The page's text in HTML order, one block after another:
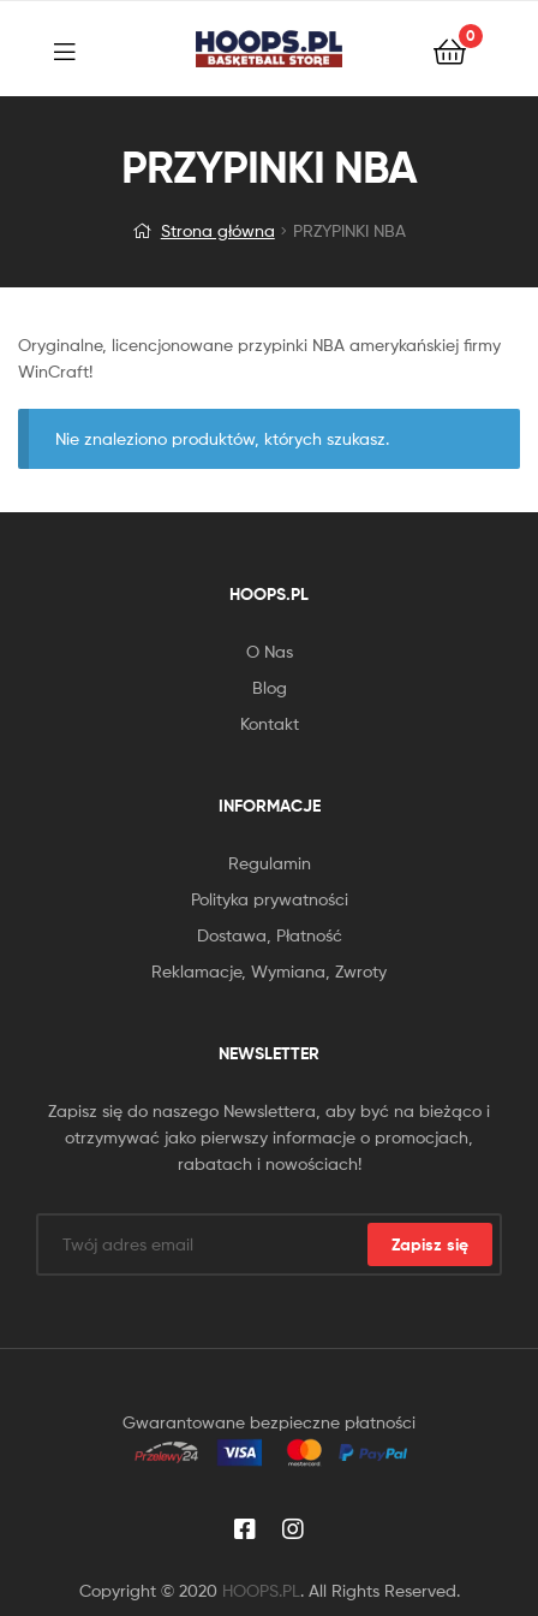
0
PRZYPINKI NBA
Strona główna PRZYPINKI NBA
Oryginalne, licencjonowane przypinki NBA amerykańskiej firmy
WinCraft!
Nie znaleziono produktów, których szukasz.
HOOPS.PL
O Nas
Blog
Kontakt
INFORMACJE
Regulamin
Polityka prywatności
Dostawa, Płatność
Reklamacje, Wymiana, Zwroty
NEWSLETTER
Zapisz się do naszego Newslettera, aby być na bieżąco i
otrzymywać jako pierwszy informacje o promocjach,
rabatach i nowościach!
Zapisz się
Gwarantowane bezpieczne płatności
Copyright © 2020 HOOPS.PL . All Rights Reserved.